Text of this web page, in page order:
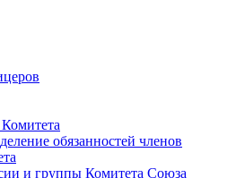
обязанностей членов
и группы Комитета Союза